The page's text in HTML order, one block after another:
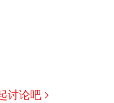
讨论吧
班牙
，仅凭视频评出？